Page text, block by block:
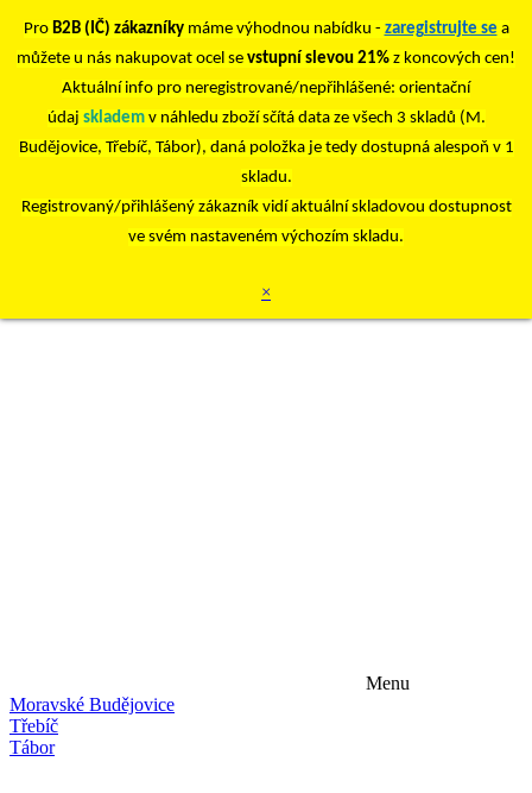
Pro B2B (IČ) zákazníkymáme výhodnou nabídku - zaregistrujte se a
můžete u nás nakupovat ocel se vstupní slevou 21% z koncových cen!
Aktuální info pro neregistrované/nepřihlášené: orientační
údaj skladem v náhledu zboží sčítá data ze všech 3 skladů (M.
Budějovice, Třebíč, Tábor), daná položka je tedy dostupná alespoň v 1
skladu.
Registrovaný/přihlášený zákazník vidí aktuální skladovou dostupnost
ve svém nastaveném výchozím skladu.
×
Menu
Moravské Budějovice
Třebíč
Tábor